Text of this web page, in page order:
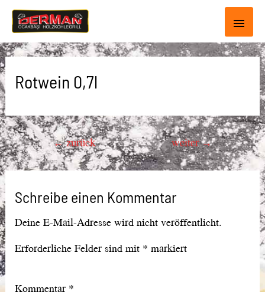
Rotwein 0,7l
Beitragsnavigation
←zurück weiter→
Schreibe einen Kommentar
Deine E-Mail-Adresse wird nicht veröffentlicht.
Erforderliche Felder sind mit * markiert
Kommentar *